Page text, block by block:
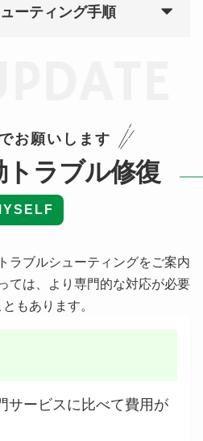
ーティング手順
お願いします
トラブル修復
ラブルシューティングをご案内
ては、より専門的な対応が必要
もあります。
サービスに比べて費用が